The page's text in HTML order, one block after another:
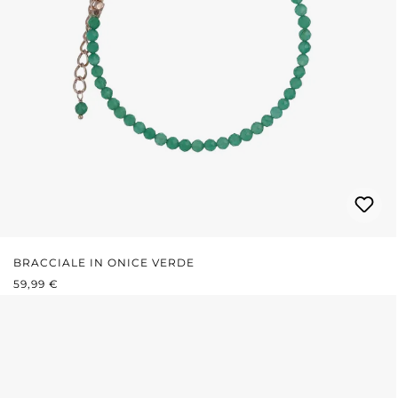
BRACCIALE IN ONICE VERDE
PREZZO NORMALE:
59,99 €